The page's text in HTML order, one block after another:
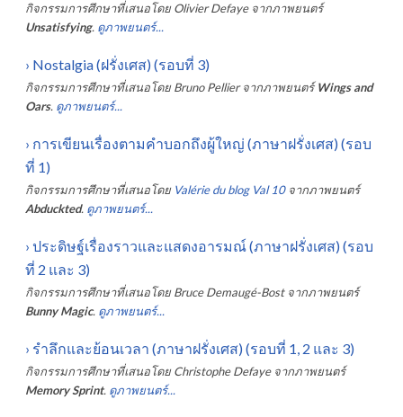
กิจกรรมการศึกษาที่เสนอโดย Olivier Defaye จากภาพยนตร์
Unsatisfying. ดูภาพยนตร์...
› Nostalgia (ฝรั่งเศส) (รอบที่ 3)
กิจกรรมการศึกษาที่เสนอโดย Bruno Pellier จากภาพยนตร์ Wings and
Oars. ดูภาพยนตร์...
› การเขียนเรื่องตามคำบอกถึงผู้ใหญ่ (ภาษาฝรั่งเศส) (รอบ
ที่ 1)
กิจกรรมการศึกษาที่เสนอโดย Valérie du blog Val 10 จากภาพยนตร์
Abduckted. ดูภาพยนตร์...
› ประดิษฐ์เรื่องราวและแสดงอารมณ์ (ภาษาฝรั่งเศส) (รอบ
ที่ 2 และ 3)
กิจกรรมการศึกษาที่เสนอโดย Bruce Demaugé-Bost จากภาพยนตร์
Bunny Magic. ดูภาพยนตร์...
› รำลึกและย้อนเวลา (ภาษาฝรั่งเศส) (รอบที่ 1, 2 และ 3)
กิจกรรมการศึกษาที่เสนอโดย Christophe Defaye จากภาพยนตร์
Memory Sprint. ดูภาพยนตร์...